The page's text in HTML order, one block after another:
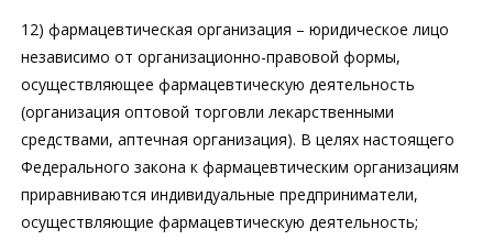
12) фармацевтическая организация – юридическое лицо
независимо от организационно-правовой формы,
осуществляющее фармацевтическую деятельность
(организация оптовой торговли лекарственными
средствами, аптечная организация). В целях настоящего
Федерального закона к фармацевтическим организациям
приравниваются индивидуальные предприниматели,
осуществляющие фармацевтическую деятельность;